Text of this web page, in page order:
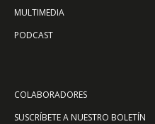
MULTIMEDIA
PODCAST
COLABORADORES
SUSCRÍBETE A NUESTRO BOLETÍN